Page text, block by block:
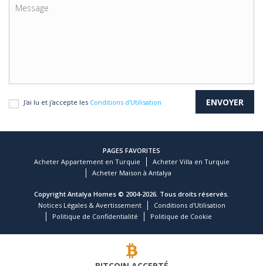
J'ai lu et j'accepte les Conditions d'Utilisation
PAGES FAVORITES
Acheter Appartement en Turquie
Acheter Villa en Turquie
Acheter Maison à Antalya
Copyright Antalya Homes © 2004-2026. Tous droits réservés.
Notices Légales & Avertissement
Conditions d'Utilisation
Politique de Confidentialité
Politique de Cookie